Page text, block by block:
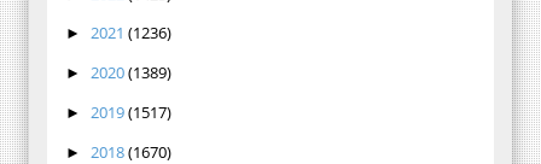
► 2021 (1236)
► 2020(1389)
► 2019(1517)
► 2018(1670)